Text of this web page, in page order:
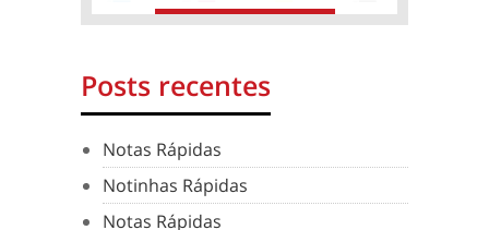
Posts recentes
Notas Rápidas
Notinhas Rápidas
Notas Rápidas